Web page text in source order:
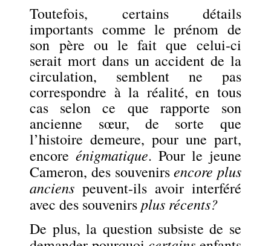
Toutefois, certains détails
importants comme le prénom de
son père ou le fait que celui-ci
serait mort dans un accident de la
circulation, semblent ne pas
correspondre à la réalité, en tous
cas selon ce que rapporte son
ancienne sœur, de sorte que
l’histoire demeure, pour une part,
encoreénigmatique. Pour le jeune
Cameron, des souvenirsencore plus
anciens peuvent-ils avoir interféré
avec des souvenirsplus récents?
De plus, la question subsiste de se